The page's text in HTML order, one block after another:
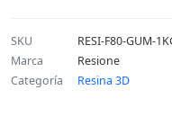
SKU
RESI-F80-GUM-
Marca
Resione
Categoría
Resina 3D